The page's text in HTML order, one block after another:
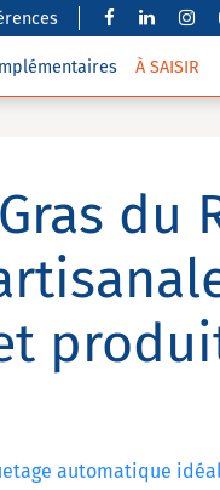
À SAISIR
du
automatique